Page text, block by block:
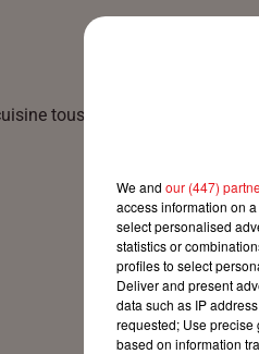
tous les jours sur Cerise
We and our (447)
access information on
select personalised
statistics or
profiles to select
Deliver and present
data such as IP
requested; Use precise
based on information